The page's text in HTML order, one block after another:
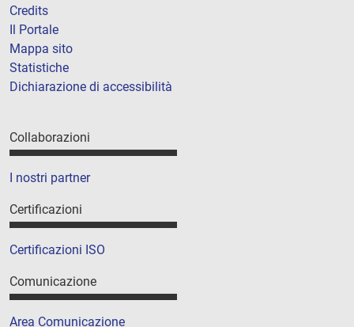
Credits
Il Portale
Mappa sito
Statistiche
Dichiarazione di accessibilità
Collaborazioni
I nostri partner
Certificazioni
Certificazioni ISO
Comunicazione
Area Comunicazione